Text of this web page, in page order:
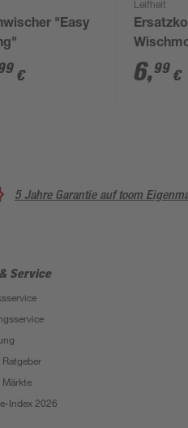
"Easy
€
Leifheit
6,99 €
5 Jahre Garantie auf toom
Service
Index 2026